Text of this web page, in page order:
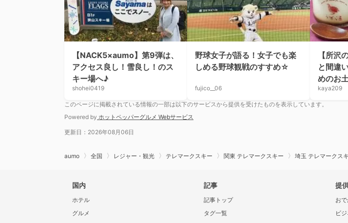
【NACK5×aumo】第9弾は、
アクセス良し！雪良し！のス
キー場へ♪
shohei0419
野球女子が語る！女子でも楽
しめる野球観戦のすすめ☆
fujico__06
【所沢
と間違
めのお
kaya209
このページに掲載されている情報の一部は以下のサービスから提供を受けたものを表示しています。
Powered by ホットペッパーグルメ Webサービス
更新日：2026年08月06日
aumo 全国 レジャー・観光 テレマークスキー 関東 テレマークスキー 埼玉 テレマークス
国内
ホテル
グルメ
記事
記事トップ
タグ一覧
提
お
ビ